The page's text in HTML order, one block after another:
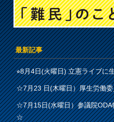
最新記事
⭐︎8月4日(火曜日) 立憲ライブに
☆7月23 日(木曜日）厚生労働
☆7月15日(水曜日）参議院ODA
☆